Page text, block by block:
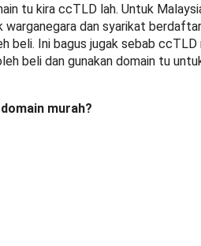
tu kira ccTLD lah. Untuk
warganegara dan syarikat
beli. Ini bagus jugak sebab
beli dan gunakan domain tu
murah?